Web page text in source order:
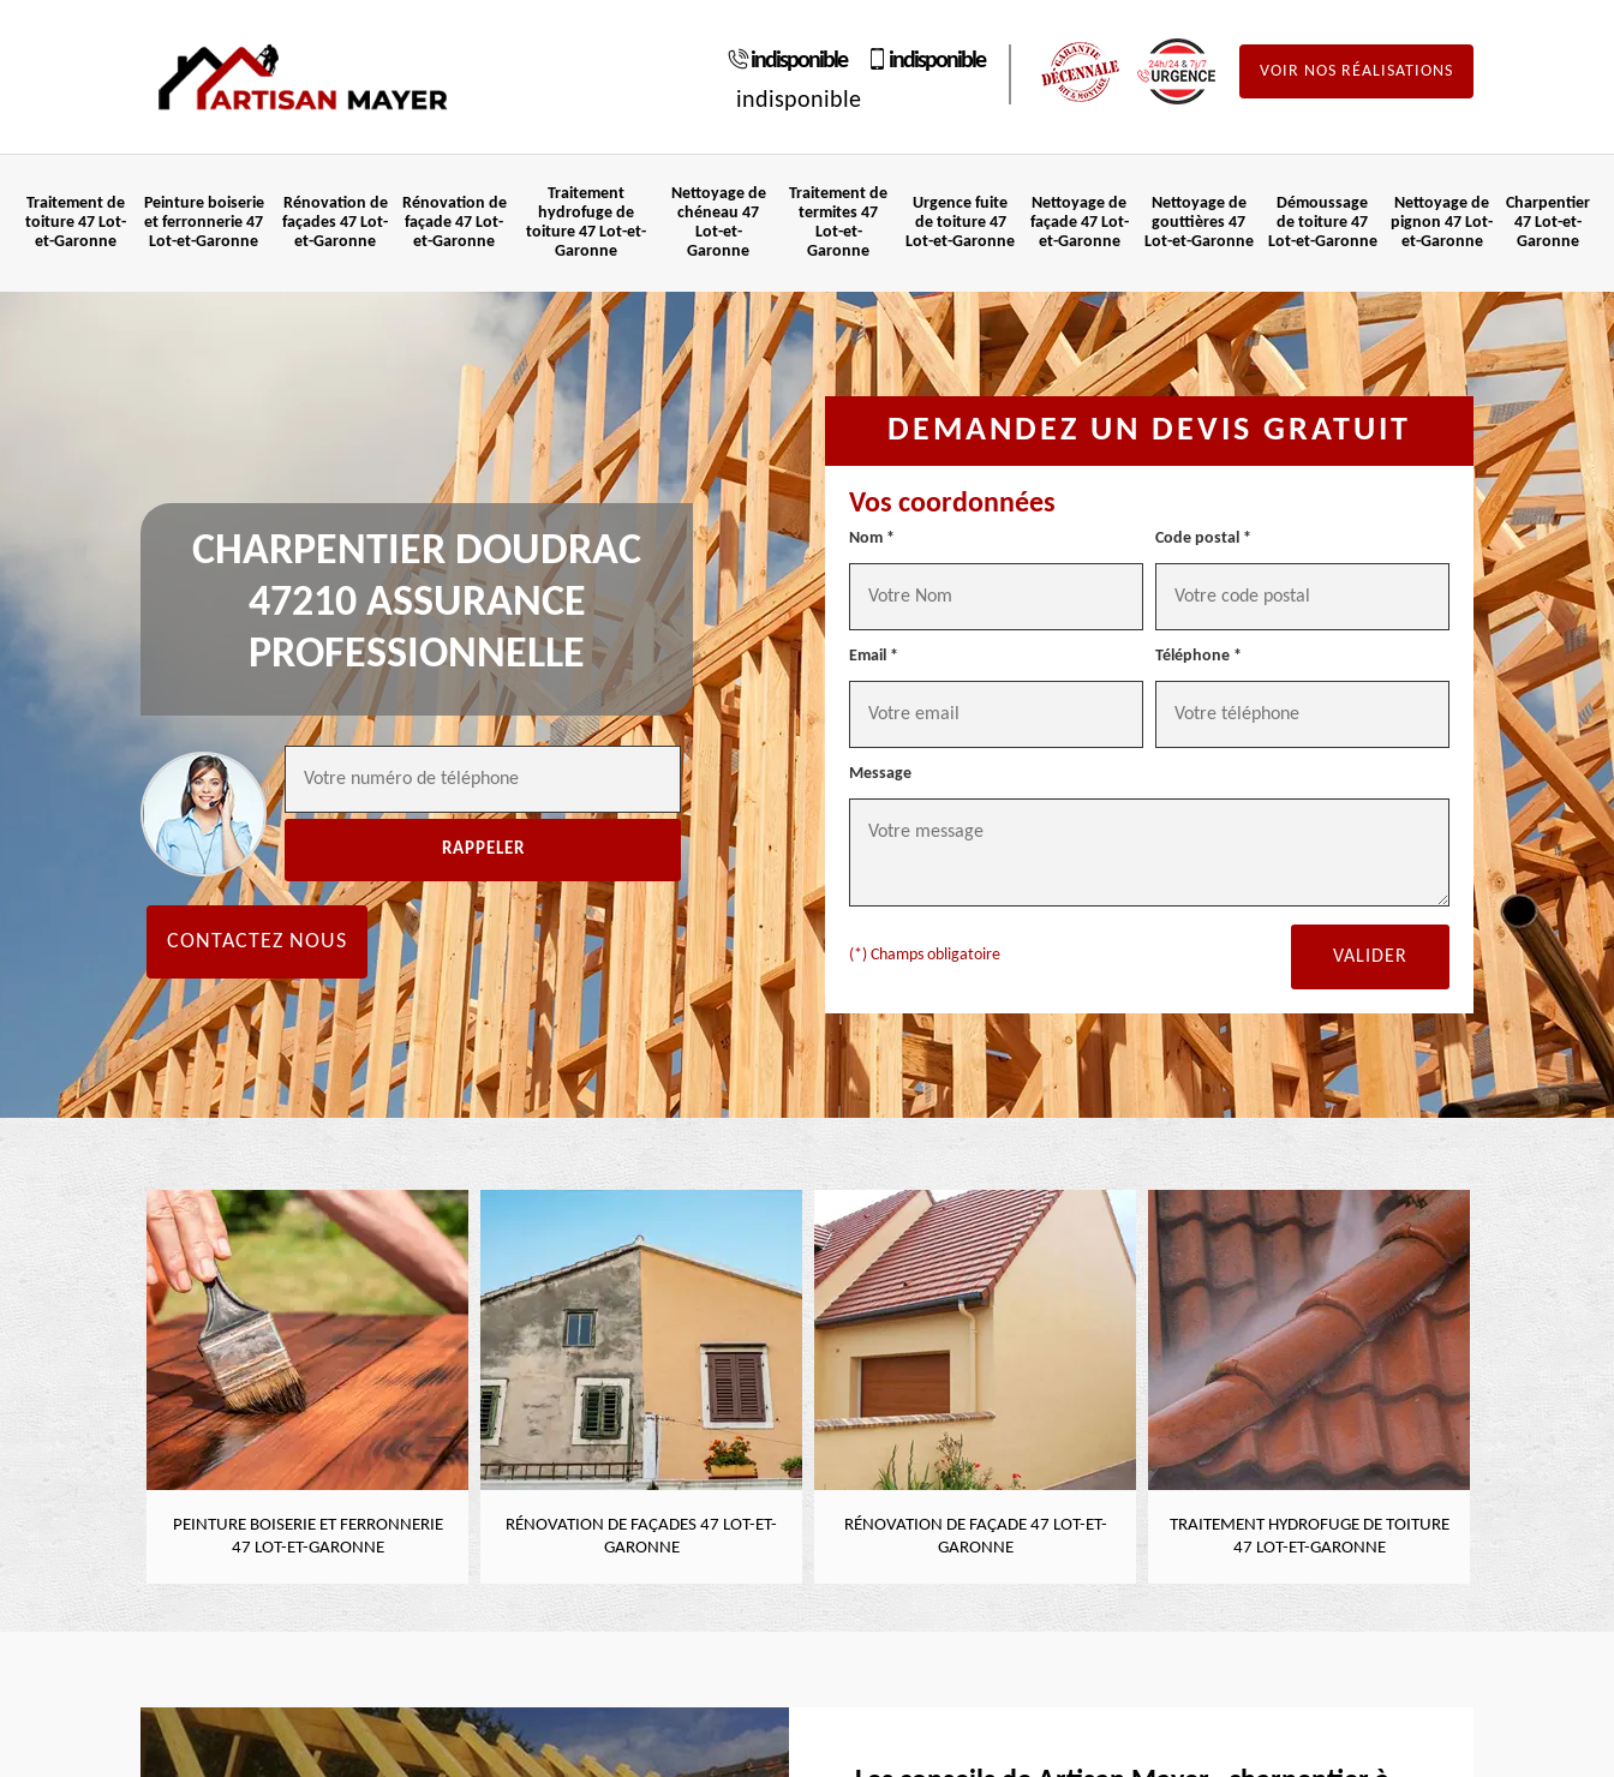
indisponible
indisponible
indisponible
VOIR NOS RÉALISATIONS
Traitement de
toiture 47 Lot-
et-Garonne
Peinture boiserie
et ferronnerie 47
Lot-et-Garonne
Rénovation de
façades 47 Lot-
et-Garonne
Rénovation de
façade 47 Lot-
et-Garonne
Traitement
hydrofuge de
toiture 47 Lot-et-
Garonne
Nettoyage de
chéneau 47
Lot-et-
Garonne
Traitement de
termites 47
Lot-et-
Garonne
Urgence fuite
de toiture 47
Lot-et-Garonne
Nettoyage de
façade 47 Lot-
et-Garonne
Nettoyage de
gouttières 47
Lot-et-Garonne
Démoussage
de toiture 47
Lot-et-Garonne
Nettoyage de
pignon 47 Lot-
et-Garonne
Charpentier
47 Lot-et-
Garonne
CHARPENTIER DOUDRAC
47210 ASSURANCE
PROFESSIONNELLE
CONTACTEZ NOUS
DEMANDEZ UN DEVIS GRATUIT
Vos coordonnées
Nom * Code postal *
Email * Téléphone *
Message
(*) Champs obligatoire
PEINTURE BOISERIE ET FERRONNERIE
47 LOT-ET-GARONNE
RÉNOVATION DE FAÇADES 47 LOT-ET-
GARONNE
RÉNOVATION DE FAÇADE 47 LOT-ET-
GARONNE
TRAITEMENT HYDROFUGE DE TOITURE
47 LOT-ET-GARONNE